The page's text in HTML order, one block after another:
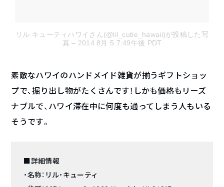
リル キューティハワイさん(@lil_cutie_hawaii)が投稿した写
真 – 2014 8月 5 7:49午後 PDT
素敵なハワイのハンドメイド雑貨が揃うギフトショッ
プで、掘り出し物がたくさんです！しかも価格もリーズ
ナブルで、ハワイ滞在中に何度も通ってしまう人もいる
そうです。
■詳細情報
・名称：リル・キューティ